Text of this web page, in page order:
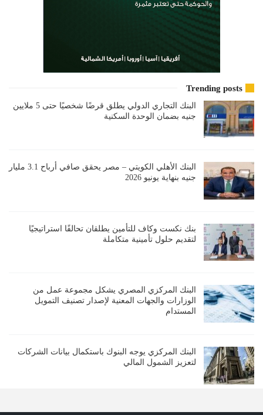
Trending posts
البنك التجاري الدولي يطلق قرضًا شخصيًا حتى 5 ملايين
جنيه بضمان الوحدة السكنية
البنك الأهلي الكويتي – مصر يحقق صافي أرباح 3.1 مليار
جنيه بنهاية يونيو 2026
بنك نكست وكاف للتأمين يطلقان تحالفًا استراتيجيًا
لتقديم حلول تأمينية متكاملة
البنك المركزي المصري يشكل مجموعة عمل من
الوزارات والجهات المعنية لإصدار تصنيف التمويل
المستدام
البنك المركزي يوجه البنوك باستكمال بيانات الشركات
لتعزيز الشمول المالي